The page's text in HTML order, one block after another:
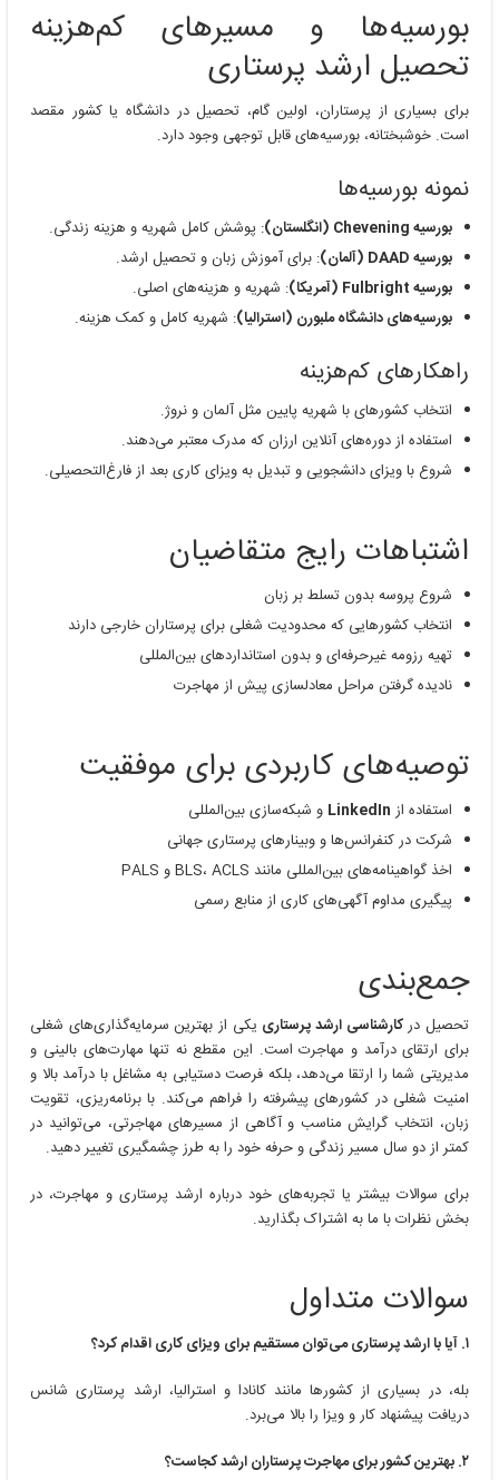
بورسیه‌ها و مسیرهای کم‌هزینه
تحصیل ارشد پرستاری
برای بسیاری از پرستاران، اولین گام، تحصیل در دانشگاه یا کشور مقصد
است. خوشبختانه، بورسیه‌های قابل توجهی وجود دارد.
نمونه بورسیه‌ها
بورسیه Chevening (انگلستان)
: پوشش کامل شهریه و هزینه زندگی.
بورسیه DAAD (آلمان)
: برای آموزش زبان و تحصیل ارشد.
بورسیه Fulbright (آمریکا)
: شهریه و هزینه‌های اصلی.
بورسیه‌های دانشگاه ملبورن (استرالیا): شهریه کامل و کمک هزینه.
راهکارهای کم‌هزینه
انتخاب کشورهای با شهریه پایین مثل آلمان و نروژ.
استفاده از دوره‌های آنلاین ارزان که مدرک معتبر می‌دهند.
شروع با ویزای دانشجویی و تبدیل به ویزای کاری بعد از فارغ‌التحصیلی.
اشتباهات رایج متقاضیان
شروع پروسه بدون تسلط بر زبان
انتخاب کشورهایی که محدودیت شغلی برای پرستاران خارجی دارند
تهیه رزومه غیرحرفه‌ای و بدون استانداردهای بین‌المللی
نادیده گرفتن مراحل معادلسازی پیش از مهاجرت
توصیه‌های کاربردی برای موفقیت
استفاده از LinkedIn و شبکه‌سازی بین‌المللی
شرکت در کنفرانس‌ها و وبینارهای پرستاری جهانی
اخذ گواهینامه‌های بین‌المللی مانند BLS، ACLS و PALS
پیگیری مداوم آگهی‌های کاری از منابع رسمی
جمع‌بندی
تحصیل درکارشناسی ارشد پرستاری یکی از بهترین سرمایه‌گذاری‌های شغلی
برای ارتقای درآمد و مهاجرت است. این مقطع نه تنها مهارت‌های بالینی و
مدیریتی شما را ارتقا می‌دهد، بلکه فرصت دستیابی به مشاغل با درآمد بالا و
امنیت شغلی در کشورهای پیشرفته را فراهم می‌کند. با برنامه‌ریزی، تقویت
زبان، انتخاب گرایش مناسب و آگاهی از مسیرهای مهاجرتی، می‌توانید در
کمتر از دو سال مسیر زندگی و حرفه خود را به طرز چشمگیری تغییر دهید.
برای سوالات بیشتر یا تجربه‌های خود درباره ارشد پرستاری و مهاجرت، در
بخش نظرات با ما به اشتراک بگذارید.
سوالات متداول
۱. آیا با ارشد پرستاری می‌توان مستقیم برای ویزای کاری اقدام کرد؟
بله، در بسیاری از کشورها مانند کانادا و استرالیا، ارشد پرستاری شانس
دریافت پیشنهاد کار و ویزا را بالا می‌برد.
۲. بهترین کشور برای مهاجرت پرستاران ارشد کجاست؟